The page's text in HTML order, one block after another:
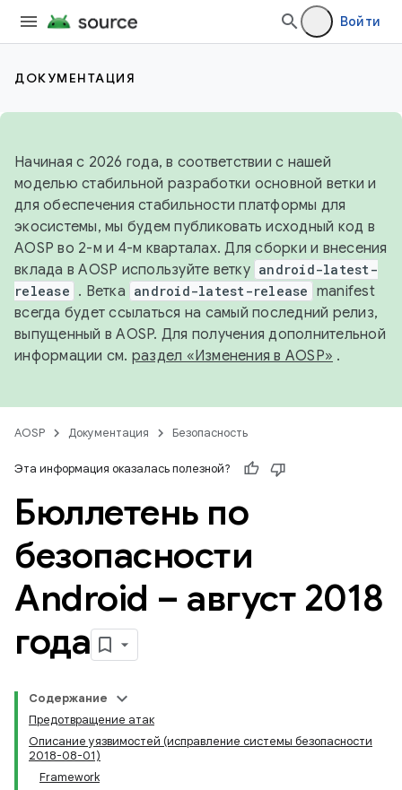
Войти
ДОКУМЕНТАЦИЯ
Начиная с 2026 года, в соответствии с нашей
моделью стабильной разработки основной ветки и
для обеспечения стабильности платформы для
экосистемы, мы будем публиковать исходный код в
AOSP во 2-м и 4-м кварталах. Для сборки и внесения
вклада в AOSP используйте ветку android-latest-
release . Ветка android-latest-release manifest
всегда будет ссылаться на самый последний релиз,
выпущенный в AOSP. Для получения дополнительной
информации см. раздел «Изменения в AOSP» .
AOSP Документация Безопасность
Эта информация оказалась полезной?
Бюллетень по
безопасности
Android – август 2018
года
Содержание
Предотвращение атак
Описание уязвимостей (исправление системы безопасности
2018-08-01)
Framework